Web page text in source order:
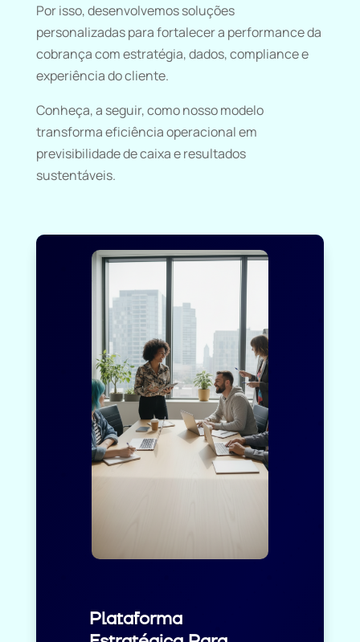
Por isso, desenvolvemos soluções
personalizadas para fortalecer a performance da
cobrança com estratégia, dados, compliance e
experiência do cliente.
Conheça, a seguir, como nosso modelo
transforma eficiência operacional em
previsibilidade de caixa e resultados
sustentáveis.
Plataforma